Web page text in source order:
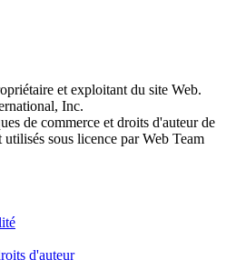
et exploitant du site Web.
Inc.
de commerce et droits d'auteur de
sous licence par Web Team
d'auteur